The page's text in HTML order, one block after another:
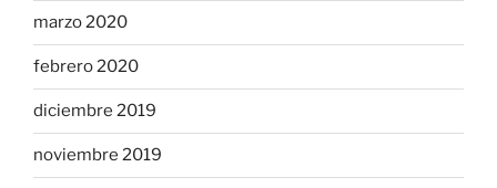
marzo 2020
febrero 2020
diciembre 2019
noviembre 2019